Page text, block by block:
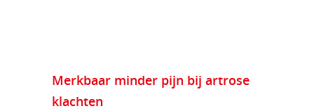
Merkbaar minder pijn bij artrose
klachten